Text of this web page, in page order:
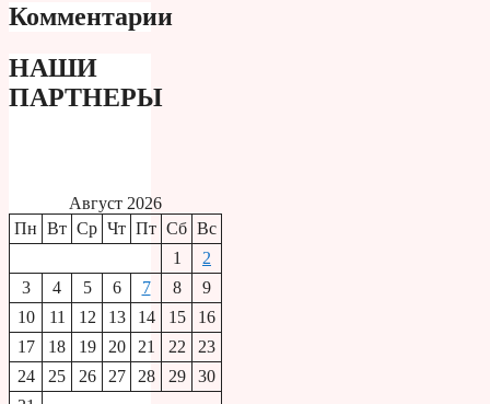
Комментарии
НАШИ
ПАРТНЕРЫ
Август 2026
Пн Вт Ср Чт Пт Сб Вс
1
2
3
4 5 6 7 8
9
10
11 12 13 14 15
16
17
18 19 20 21 22
23
24
25 26 27 28 29
30